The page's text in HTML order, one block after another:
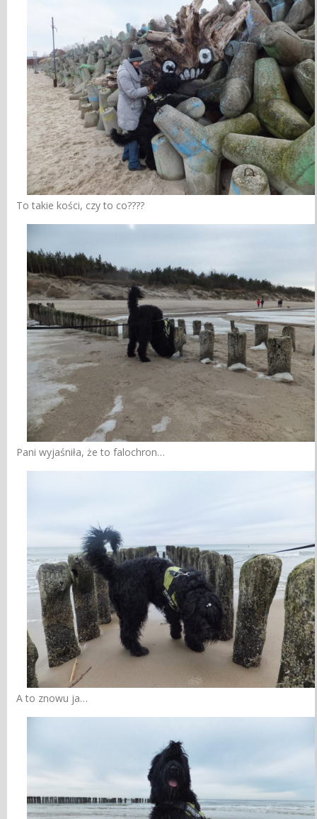
To takie kości, czy to co????
Pani wyjaśniła, że to falochron…
A to znowu ja…